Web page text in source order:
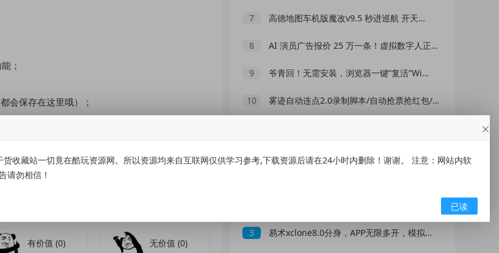
；
会保存在这里哦）；
有价值(0) 无价值(0)
7 高德地图车机版魔改v9.5 秒进巡航 开天空视角 保时捷字体
8 AI 演员广告报价 25 万一条！虚拟数字人正在抢占真人演员市场？
9 爷青回！无需安装，浏览器一键“复活”Windows
10 雾迹自动连点2.0录制脚本/自动抢票抢红包/游戏脚本
3 易术xclone8.0分身，APP无限多开，模拟定位
收藏站一切竟在酷玩资源网。所以资源均来自互联网仅供学习参考,下载资源后请在24小时内删除！谢谢。 注意：网站内软
请勿相信！
已读